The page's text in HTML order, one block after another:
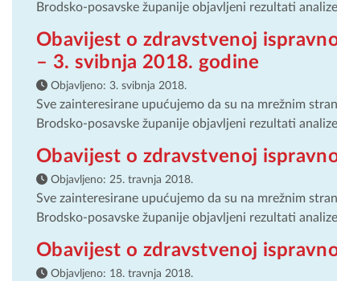
Brodsko-posavske županije objavljeni rezultati
Obavijest o zdravstvenoj
– 3. svibnja 2018. godine
Objavljeno: 3. svibnja 2018.
Sve zainteresirane upućujemo da su na mrežnim
Brodsko-posavske županije objavljeni rezultati
Obavijest o zdravstvenoj
Objavljeno: 25. travnja 2018.
Sve zainteresirane upućujemo da su na mrežnim
Brodsko-posavske županije objavljeni rezultati
Obavijest o zdravstvenoj
Objavljeno: 18. travnja 2018.